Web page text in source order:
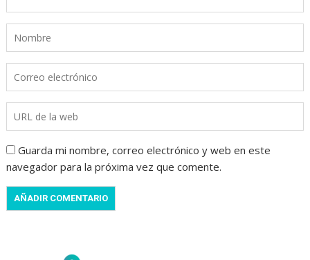
Guarda mi nombre, correo electrónico y web en este
navegador para la próxima vez que comente.